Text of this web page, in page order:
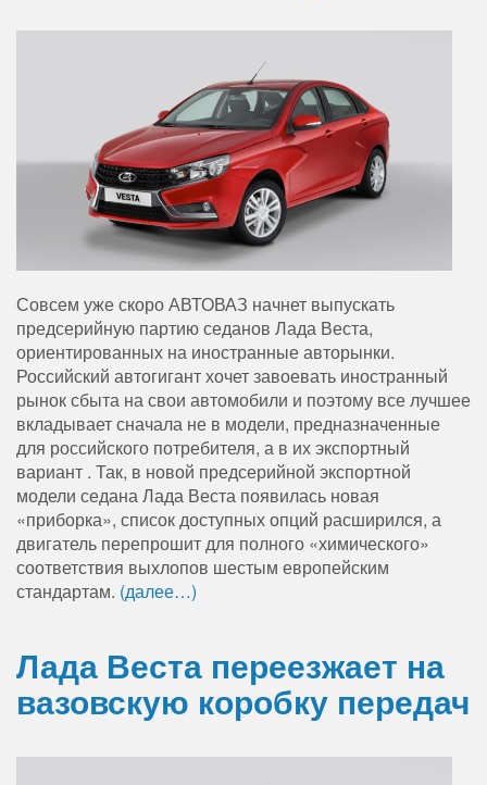
Совсем уже скоро АВТОВАЗ начнет выпускать
предсерийную партию седанов Лада Веста,
ориентированных на иностранные авторынки.
Российский автогигант хочет завоевать иностранный
рынок сбыта на свои автомобили и поэтому все лучшее
вкладывает сначала не в модели, предназначенные
для российского потребителя, а в их экспортный
вариант . Так, в новой предсерийной экспортной
модели седана Лада Веста появилась новая
«приборка», список доступных опций расширился, а
двигатель перепрошит для полного «химического»
соответствия выхлопов шестым европейским
стандартам. (далее…)
Лада Веста переезжает на
вазовскую коробку передач